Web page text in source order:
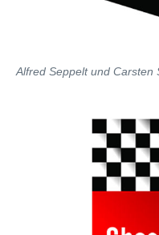
Alfred Seppelt und Carsten